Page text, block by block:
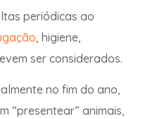
periódicas ao
, higiene,
ser considerados.
no fim do ano,
“presentear” animais,